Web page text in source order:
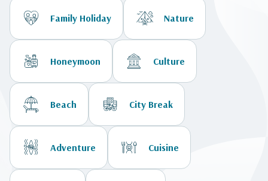
Family Holiday Nature
Honeymoon Culture
Beach City Break
Adventure Cuisine